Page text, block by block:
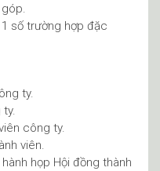
góp.
số trường hợp đặc
ty.
ty.
công ty.
viên.
họp Hội đồng thành